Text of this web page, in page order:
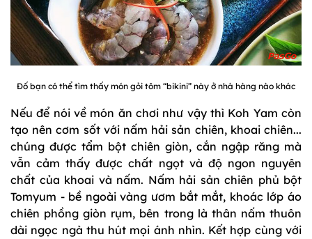
Đố bạn có thể tìm thấy món gỏi tôm “bikini” này ở nhà hàng nào khác
Nếu để nói về món ăn chơi như vậy thì Koh Yam còn
tạo nên cơm sốt với nấm hải sản chiên, khoai chiên...
chúng được tẩm bột chiên giòn, cắn ngập răng mà
vẫn cảm thấy được chất ngọt và độ ngon nguyên
chất của khoai và nấm. Nấm hải sản chiên phủ bột
Tomyum - bề ngoài vàng ươm bắt mắt, khoác lớp áo
chiên phồng giòn rụm, bên trong là thân nấm thuôn
dài ngọc ngà thu hút mọi ánh nhìn. Kết hợp cùng với